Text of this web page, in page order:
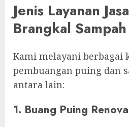
Jenis Layanan
Brangkal
Kami melayani berbagai
pembuangan puing dan
antara lain:
1. Buang Puing